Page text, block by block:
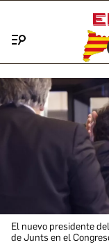
El nuevo presidente
de Junts en el